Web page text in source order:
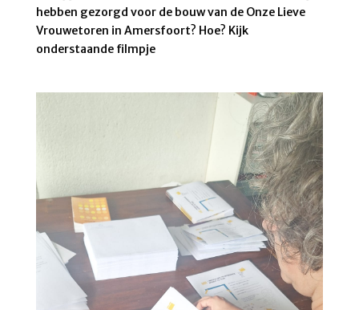
hebben gezorgd voor de bouw van de Onze Lieve
Vrouwetoren in Amersfoort? Hoe? Kijk
onderstaande filmpje